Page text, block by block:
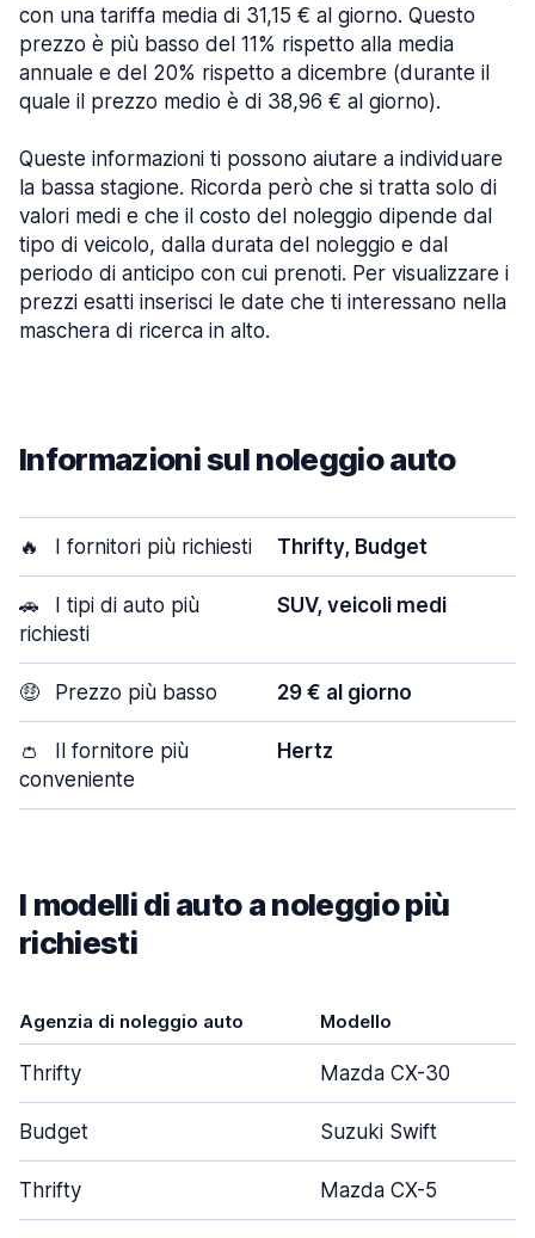
con una tariffa media di 31,15 € al giorno. Questo
prezzo è più basso del 11% rispetto alla media
annuale e del 20% rispetto a dicembre (durante il
quale il prezzo medio è di 38,96 € al giorno).
Queste informazioni ti possono aiutare a individuare
la bassa stagione. Ricorda però che si tratta solo di
valori medi e che il costo del noleggio dipende dal
tipo di veicolo, dalla durata del noleggio e dal
periodo di anticipo con cui prenoti. Per visualizzare i
prezzi esatti inserisci le date che ti interessano nella
maschera di ricerca in alto.
Informazioni sul noleggio auto
🔥 I fornitori più richiesti Thrifty, Budget
🚗
I tipi di auto più
richiesti
SUV, veicoli medi
🤑 Prezzo più basso 29 € al giorno
👛
Il fornitore più
conveniente
Hertz
I modelli di auto a noleggio più
richiesti
Agenzia di noleggio auto Modello
Thrifty Mazda CX-30
Budget Suzuki Swift
Thrifty Mazda CX-5